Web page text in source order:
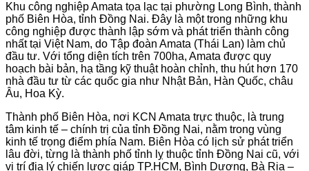
Khu công nghiệp Amata tọa lạc tại phường Long Bình, thành
phố Biên Hòa, tỉnh Đồng Nai. Đây là một trong những khu
công nghiệp được thành lập sớm và phát triển thành công
nhất tại Việt Nam, do Tập đoàn Amata (Thái Lan) làm chủ
đầu tư. Với tổng diện tích trên 700ha, Amata được quy
hoạch bài bản, hạ tầng kỹ thuật hoàn chỉnh, thu hút hơn 170
nhà đầu tư từ các quốc gia như Nhật Bản, Hàn Quốc, châu
Âu, Hoa Kỳ.
Thành phố Biên Hòa, nơi KCN Amata trực thuộc, là trung
tâm kinh tế – chính trị của tỉnh Đồng Nai, nằm trong vùng
kinh tế trọng điểm phía Nam. Biên Hòa có lịch sử phát triển
lâu đời, từng là thành phố tỉnh lỵ thuộc tỉnh Đồng Nai cũ, với
vị trí địa lý chiến lược giáp TP.HCM, Bình Dương, Bà Rịa –